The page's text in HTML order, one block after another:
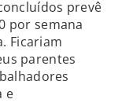
prevê
por semana
Ficariam
parentes
e